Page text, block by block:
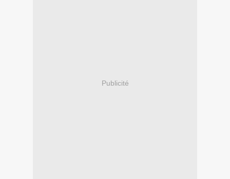
Publicité